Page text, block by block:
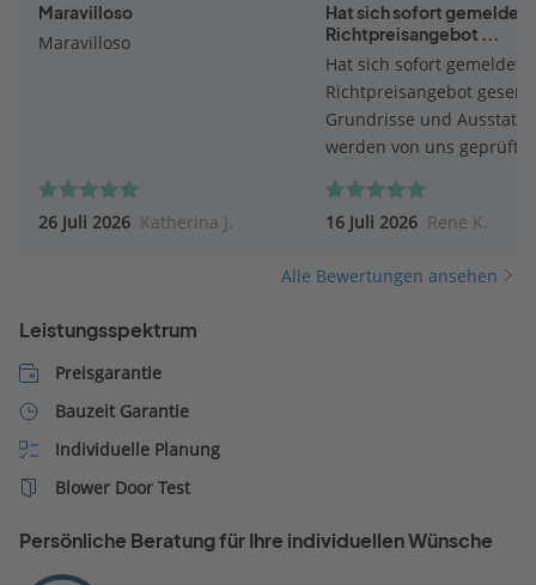
Maravilloso
Maravilloso
26 Juli 2026 Katherina J.
Hat sich sofort gemeldet.
Richtpreisangebot ...
Hat sich sofort gemeldet.
Richtpreisangebot
Grundrisse und
werden von uns geprüft.
16 Juli 2026 Rene K.
Alle Bewertungen ansehen
Leistungsspektrum
Preisgarantie
Bauzeit Garantie
Individuelle Planung
Blower Door Test
Persönliche Beratung für Ihre individuellen Wünsche